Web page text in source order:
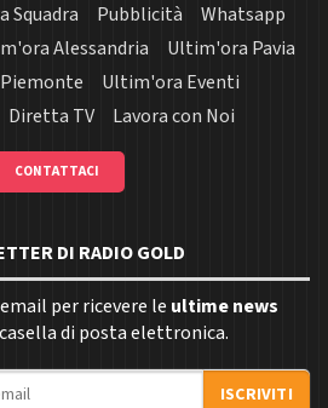
Squadra Pubblicità
Whatsapp
Alessandria
Ultim'ora Pavia
Ultim'ora Eventi
Diretta TV Lavora con Noi
CONTATTACI
DI RADIO GOLD
per ricevere le ultime news
di posta elettronica.
ISCRIVITI